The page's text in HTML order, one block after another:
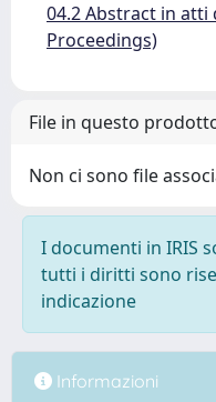
04.2 Abstract in atti
Proceedings)
File in questo
Non ci sono file
I documenti in IRIS
tutti i diritti sono
indicazione
Informazioni